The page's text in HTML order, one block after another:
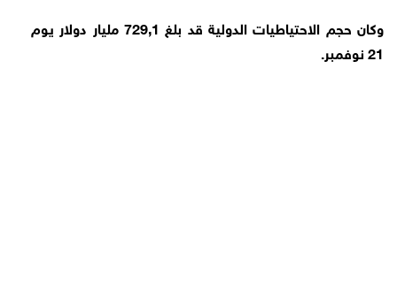
وكان حجم الاحتياطيات الدولية قد بلغ 729,1 مليار دولار يوم
21 نوفمبر.